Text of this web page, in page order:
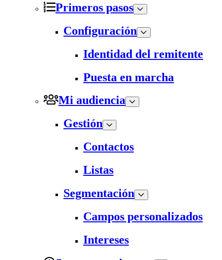
Primeros pasos
Configuración
Identidad del remitente
Puesta en marcha
Mi audiencia
Gestión
Contactos
Listas
Segmentación
Campos personalizados
Intereses